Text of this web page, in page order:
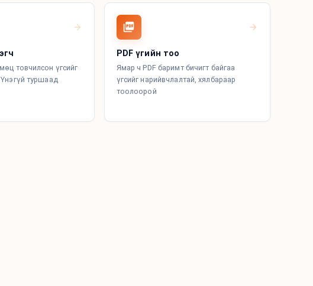
товчилсон үгсийг
туршаад
PDF үгийн тоо
Ямар ч PDF баримт бичигт байгаа
үгсийг нарийвчлалтай, хялбараар
тоолоорой